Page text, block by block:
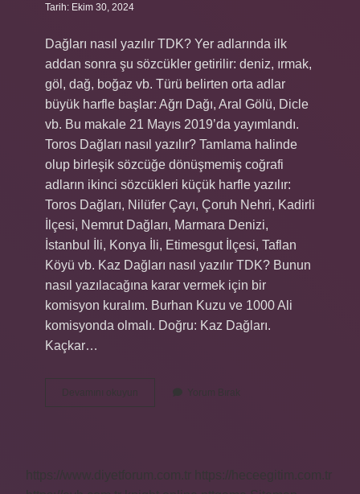
Tarih: Ekim 30, 2024
Dağları nasıl yazılır TDK? Yer adlarında ilk
addan sonra şu sözcükler getirilir: deniz, ırmak,
göl, dağ, boğaz vb. Türü belirten orta adlar
büyük harfle başlar: Ağrı Dağı, Aral Gölü, Dicle
vb. Bu makale 21 Mayıs 2019’da yayımlandı.
Toros Dağları nasıl yazılır? Tamlama halinde
olup birleşik sözcüğe dönüşmemiş coğrafi
adların ikinci sözcükleri küçük harfle yazılır:
Toros Dağları, Nilüfer Çayı, Çoruh Nehri, Kadirli
İlçesi, Nemrut Dağları, Marmara Denizi,
İstanbul İli, Konya İli, Etimesgut İlçesi, Taflan
Köyü vb. Kaz Dağları nasıl yazılır TDK? Bunun
nasıl yazılacağına karar vermek için bir
komisyon kuralım. Burhan Kuzu ve 1000 Ali
komisyonda olmalı. Doğru: Kaz Dağları.
Kaçkar…
Devamını okuyun
Beşparmak
Dağları
Yorum Bırak
https://www.diyetforum.com.tr
https://heceegitim.com.tr